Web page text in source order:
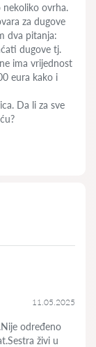
nekoliko ovrha.
za dugove
dva pitanja:
dugove tj.
ima vrijednost
eura kako i
Da li za sve
11.05.2025
određeno
živi u